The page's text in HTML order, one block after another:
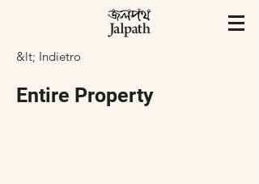
&lt; Indietro
Entire Property